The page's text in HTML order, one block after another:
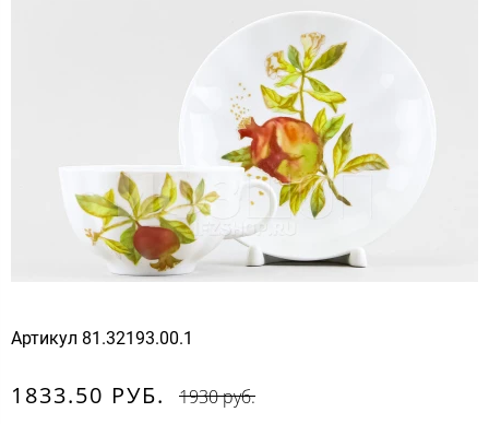
Артикул 81.32193.00.1
1833.50 РУБ. 1930 руб.